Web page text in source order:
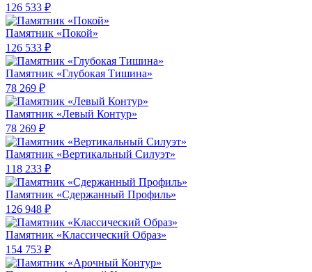
126 533 ₽
Памятник «Покой»
126 533 ₽
Памятник «Глубокая Тишина»
78 269 ₽
Памятник «Левый Контур»
78 269 ₽
Памятник «Вертикальный Силуэт»
118 233 ₽
Памятник «Сдержанный Профиль»
126 948 ₽
Памятник «Классический Образ»
154 753 ₽